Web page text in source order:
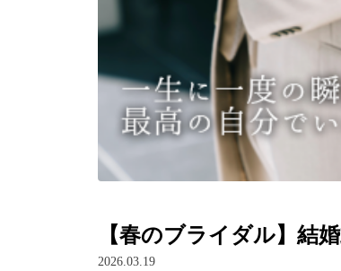
【春のブライダル】結
2026.03.19